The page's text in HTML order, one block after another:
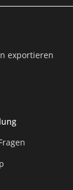
exportieren